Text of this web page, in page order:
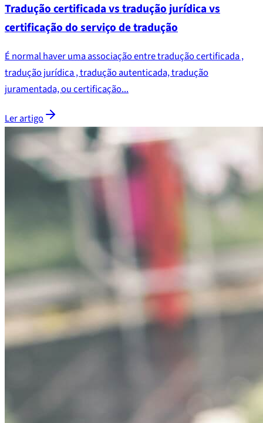
Tradução certificada vs tradução jurídica vs
certificação do serviço de tradução
É normal haver uma associação entre tradução certificada ,
tradução jurídica , tradução autenticada, tradução
juramentada, ou certificação...
Ler artigo